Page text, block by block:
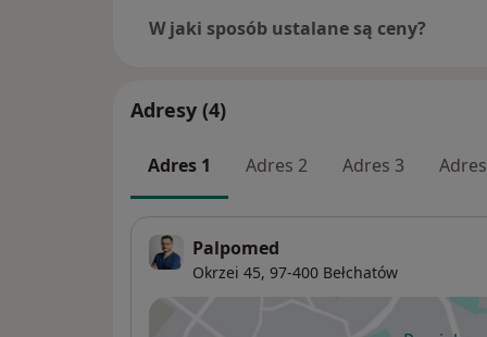
W jaki sposób ustalane są ceny?
Adresy (4)
Adres 1 Adres 2 Adres 3
Palpomed
Okrzei 45, 97-400 Bełchatów